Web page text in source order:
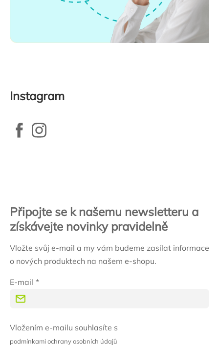
Instagram
Připojte se k našemu newsletteru a
získávejte novinky pravidelně
Vložte svůj e-mail a my vám budeme zasílat informace
o nových produktech na našem e-shopu.
E-mail
Vložením e-mailu souhlasíte s
podmínkami ochrany osobních údajů